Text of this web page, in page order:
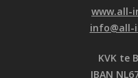
www.all-
KVK te
IBAN